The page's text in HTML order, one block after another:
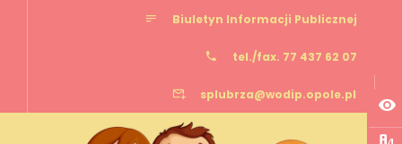
Biuletyn Informacji Publicznej
tel./fax. 77 437 62 07
splubrza@wodip.opole.pl